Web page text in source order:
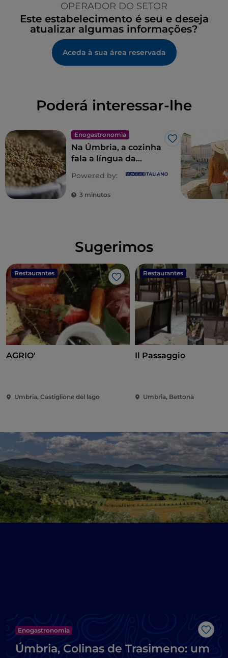
OPERADOR DO SETOR
Este estabelecimento é seu e deseja
atualizar algumas informações?
Aceda à sua área reservada
Poderá interessar-lhe
Enogastronomia
Gosto
Na Úmbria, a cozinha
fala a língua da
Powered by:
3 minutos
Sugerimos
Restaurantes
Gosto
AGRIO'
Umbria, Castiglione del lago
Restaurantes
Il Passaggio
Umbria, Bettona
Enogastronomia
Úmbria, Colinas de Trasimeno: um